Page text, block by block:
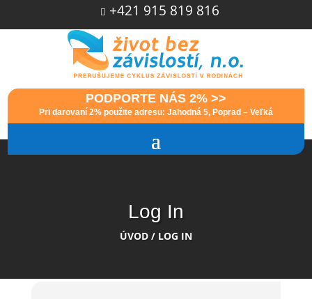
 +421 915 819 816
PODPORTE NÁS 2% >>
Pri darovaní 2% použite adresu: Jahodná 5, Poprad – Veľká
Log In
ÚVOD/ LOG IN